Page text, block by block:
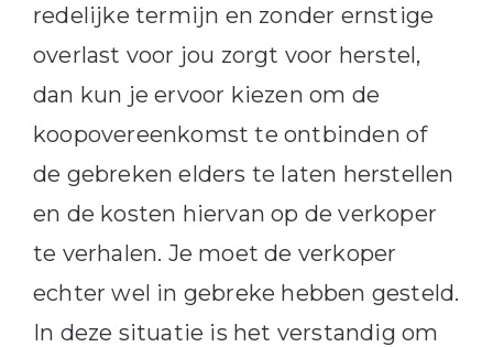
redelijke termijn en zonder ernstige
overlast voor jou zorgt voor herstel,
dan kun je ervoor kiezen om de
koopovereenkomst te ontbinden of
de gebreken elders te laten herstellen
en de kosten hiervan op de verkoper
te verhalen. Je moet de verkoper
echter wel in gebreke hebben gesteld.
In deze situatie is het verstandig om